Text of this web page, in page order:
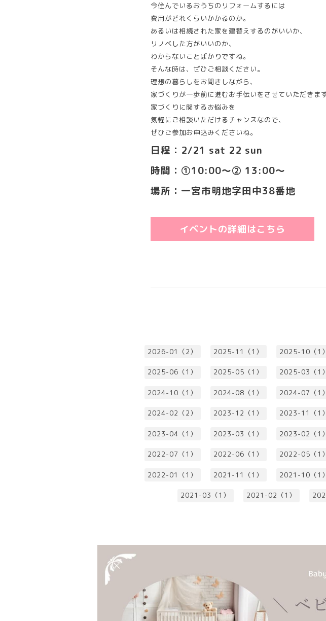
今住んでいるおうちのリフォームするには
費用がどれくらいかかるのか。
あるいは相続された家を建替えするのがいいか、
リノベした方がいいのか、
わからないことばかりですね。
そんな時は、ぜひご相談ください。
理想の暮らしをお聞きしながら、
家づくりが一歩前に進むお手伝いをさせていただきます
家づくりに関するお悩みを
気軽にご相談いただけるチャンスなので、
ぜひご参加お申込みくださいね。
日程：2/21 sat 22 sun
時間：①10:00～② 13:00～
場所：一宮市明地字田中38番地
イベントの詳細はこちら
2026-01（2） 2025-11（1） 2025-10（1）
2025-06（1） 2025-05（1） 2025-03（1）
2024-10（1） 2024-08（1） 2024-07（1）
2024-02（2） 2023-12（1） 2023-11（1）
2023-04（1） 2023-03（1） 2023-02（1）
2022-07（1） 2022-06（1） 2022-05（1）
2022-01（1） 2021-11（1） 2021-10（1）
2021-03（1） 2021-02（1）